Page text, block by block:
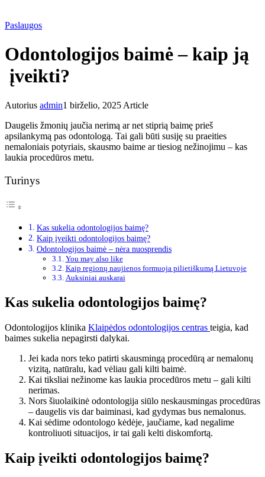
Paslaugos
Odontologijos baimė – kaip ją
įveikti?
Autorius admin1 birželio, 2025 Article
Daugelis žmonių jaučia nerimą ar net stiprią baimę prieš
apsilankymą pas odontologą. Tai gali būti susiję su praeities
nemaloniais potyriais, skausmo baime ar tiesiog nežinojimu – kas
laukia procedūros metu.
Turinys
Kas sukelia odontologijos baimę?
Kaip įveikti odontologijos baimę?
Odontologijos baimė – nėra nuosprendis
You may also like
Kaip regionų naujienos formuoja pilietiškumą Lietuvoje
Auksiniai auskarai
Kas sukelia odontologijos baimę?
Odontologijos klinika Klaipėdos odontologijos centras teigia, kad
baimes sukelia nepagirsti dalykai.
Jei kada nors teko patirti skausmingą procedūrą ar nemalonų
vizitą, natūralu, kad vėliau gali kilti baimė.
Kai tiksliai nežinome kas laukia procedūros metu – gali kilti
nerimas.
Nors šiuolaikinė odontologija siūlo neskausmingas procedūras
– daugelis vis dar baiminasi, kad gydymas bus nemalonus.
Kai sėdime odontologo kėdėje, jaučiame, kad negalime
kontroliuoti situacijos, ir tai gali kelti diskomfortą.
Kaip įveikti odontologijos baimę?